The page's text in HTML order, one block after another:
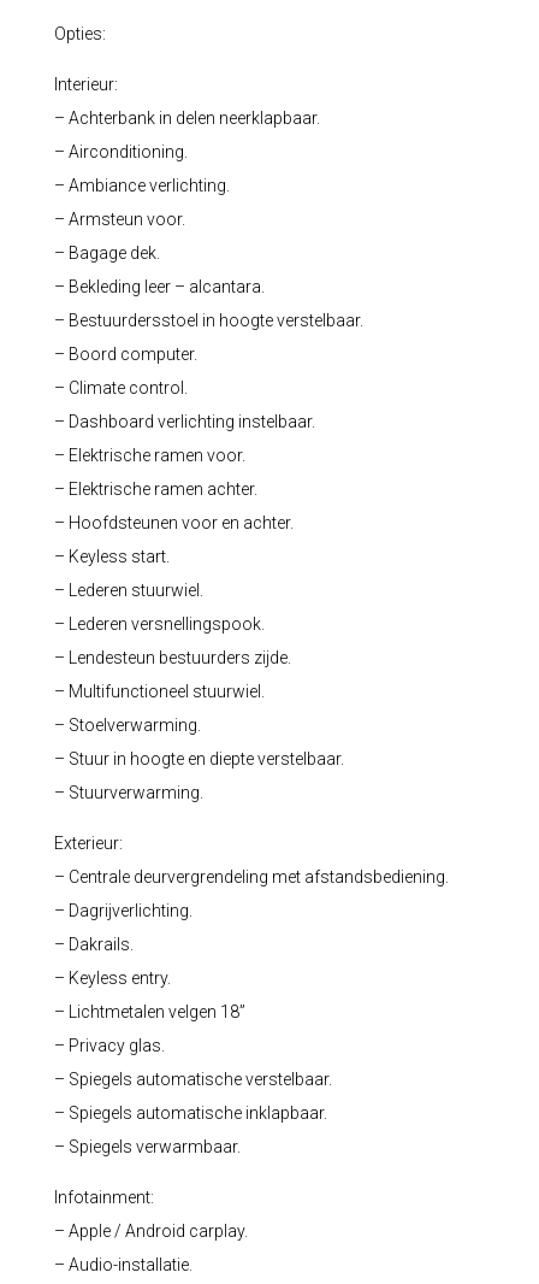
Opties:
Interieur:
– Achterbank in delen neerklapbaar.
– Airconditioning.
– Ambiance verlichting.
– Armsteun voor.
– Bagage dek.
– Bekleding leer – alcantara.
– Bestuurdersstoel in hoogte verstelbaar.
– Boord computer.
– Climate control.
– Dashboard verlichting instelbaar.
– Elektrische ramen voor.
– Elektrische ramen achter.
– Hoofdsteunen voor en achter.
– Keyless start.
– Lederen stuurwiel.
– Lederen versnellingspook.
– Lendesteun bestuurders zijde.
– Multifunctioneel stuurwiel.
– Stoelverwarming.
– Stuur in hoogte en diepte verstelbaar.
– Stuurverwarming.
Exterieur:
– Centrale deurvergrendeling met afstandsbediening.
– Dagrijverlichting.
– Dakrails.
– Keyless entry.
– Lichtmetalen velgen 18”
– Privacy glas.
– Spiegels automatische verstelbaar.
– Spiegels automatische inklapbaar.
– Spiegels verwarmbaar.
Infotainment:
– Apple / Android carplay.
– Audio-installatie.